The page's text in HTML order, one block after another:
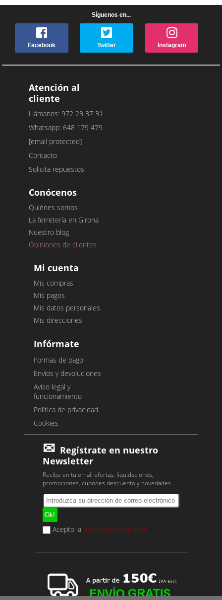
Síguenos en...
Facebook Twitter Instagram
Atención al
cliente
Llámanos: 972 23 37 31
Whatsapp: 648 179 479
[email protected]
Contacto
Solicita repuestos
Conócenos
Quiénes somos
La ferretería en Girona
Nuestro blog
Opiniones de clientes
Mi cuenta
Mis compras
Mis pagos
Mis datos personales
Mis direcciones
Infórmate
Formas de pago
Envíos y devoluciones
Aviso legal y
funcionamiento
Política de privacidad
Cookies
Regístrate en nuestro
Newsletter
Recibe en tu email ofertas, liquidaciones,
promociones, cupones descuento y novedades.
Acepto la política de privacidad